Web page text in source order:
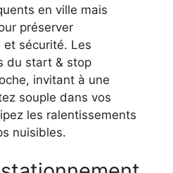
en ville mais
préserver
et sécurité. Les
du start & stop
invitant à une
souple dans vos
les ralentissements
nuisibles.